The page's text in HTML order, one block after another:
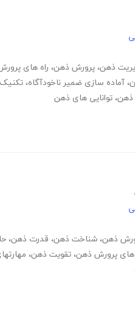
ذهن، پرورش ذهن، راه های
، آماده سازی ضمیر ناخودآگاه،
ذهن، توانایی های ذهن
ذهن، شناخت ذهن، قدرت ذهن،
های پرورش ذهن، تقویت ذهن،